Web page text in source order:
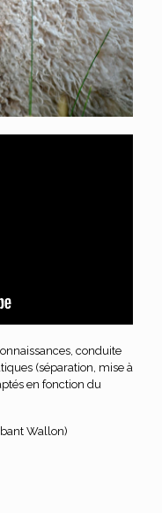
conduite
(séparation, mise à
en fonction du
Wallon)